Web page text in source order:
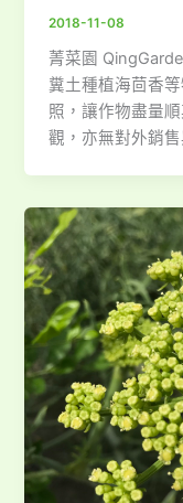
2018-11-08
菁菜園
糞土種植海茴香
照，讓作物盡量
觀，亦無對外銷